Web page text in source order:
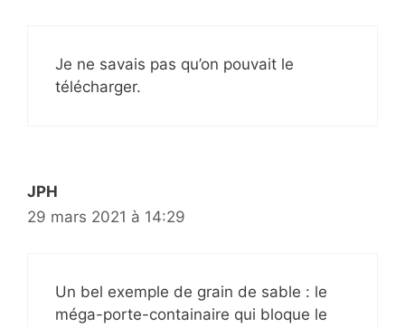
Je ne savais pas qu’on pouvait le
télécharger.
JPH
29 mars 2021 à 14:29
Un bel exemple de grain de sable : le
méga-porte-containaire qui bloque le